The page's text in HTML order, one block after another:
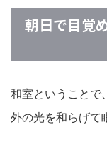
朝日で目覚
和室ということで
外の光を和らげて